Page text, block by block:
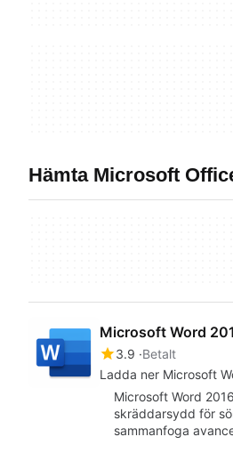
Hämta Microsoft
Microsoft Word
3.9 Betalt
Ladda ner Microsoft
Microsoft Word
skräddarsydd för
sammanfoga